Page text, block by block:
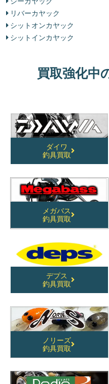
リバーカヤック
シットオンカヤック
シットインカヤック
買取強化中
ダイワ
釣具買取
メガバス
釣具買取
デプス
釣具買取
ノリーズ
釣具買取